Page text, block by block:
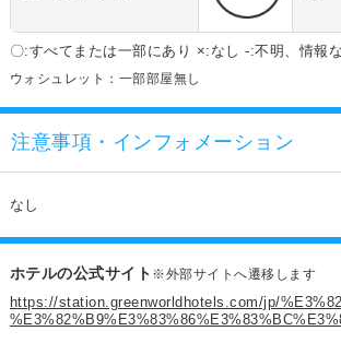
〇:すべてまたは一部にあり ×:なし -:不明、情報
ウォシュレット：一部部屋無し
注意事項・インフォメーション
なし
ホテルの公式サイト ※外部サイトへ遷移します
https://station.greenworldhotels.com/jp/